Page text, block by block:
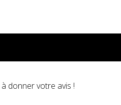
donner votre avis !